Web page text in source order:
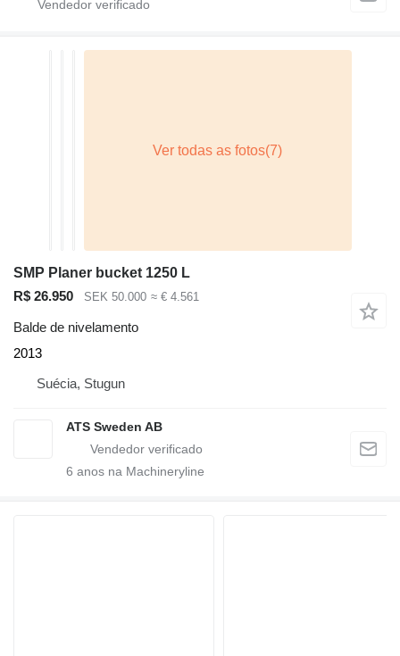
SMP Planer bucket 1250 L
R$ 26.950
SEK 50.000 ≈ € 4.561
Balde de nivelamento
2013
Suécia, Stugun
ATS Sweden AB
6 anos na Machineryline